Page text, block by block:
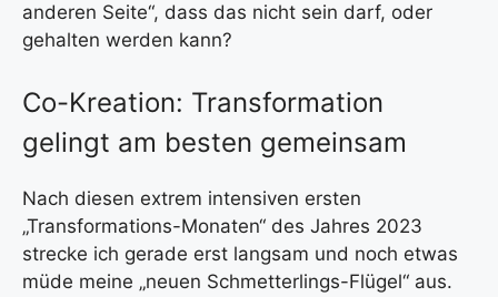
anderen Seite“, dass das nicht sein darf, oder
gehalten werden kann?
Co-Kreation: Transformation
gelingt am besten gemeinsam
Nach diesen extrem intensiven ersten
„Transformations-Monaten“ des Jahres 2023
strecke ich gerade erst langsam und noch etwas
müde meine „neuen Schmetterlings-Flügel“ aus.